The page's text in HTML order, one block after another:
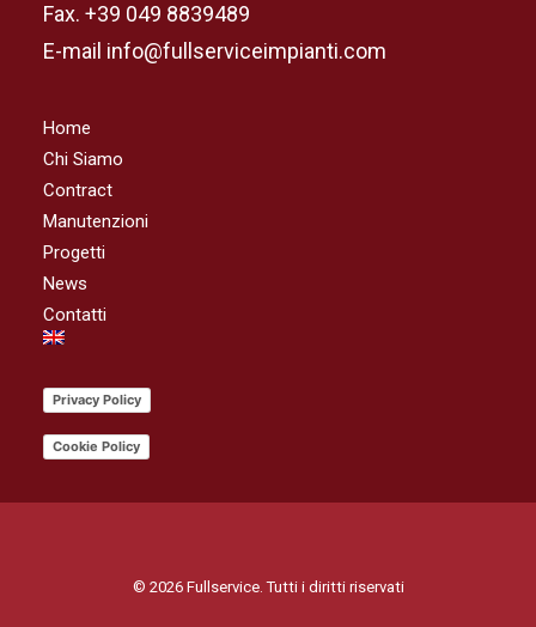
Fax. +39 049 8839489
E-mail info@fullserviceimpianti.com
Home
Chi Siamo
Contract
Manutenzioni
Progetti
News
Contatti
Privacy Policy
Cookie Policy
© 2026 Fullservice. Tutti i diritti riservati